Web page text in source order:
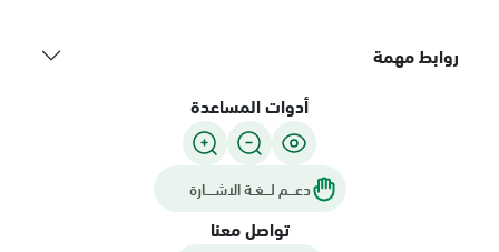
روابط مهمة
أدوات المساعدة
دعـــم لـــغـة الاشــــارة
تواصل معنا